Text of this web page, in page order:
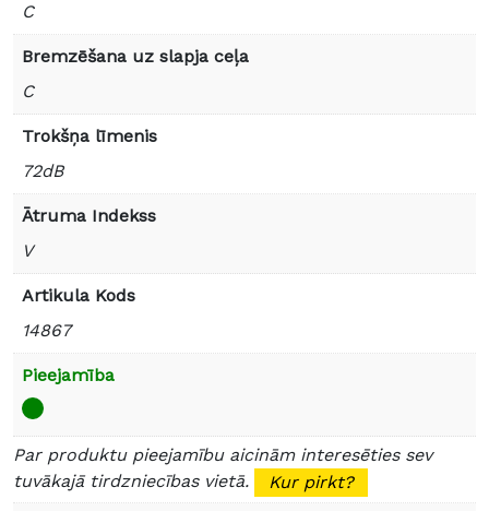
C
Bremzēšana uz slapja ceļa
C
Trokšņa līmenis
72dB
Ātruma Indekss
V
Artikula Kods
14867
Pieejamība
Par produktu pieejamību aicinām interesēties sev
tuvākajā tirdzniecības vietā.
Kur pirkt?